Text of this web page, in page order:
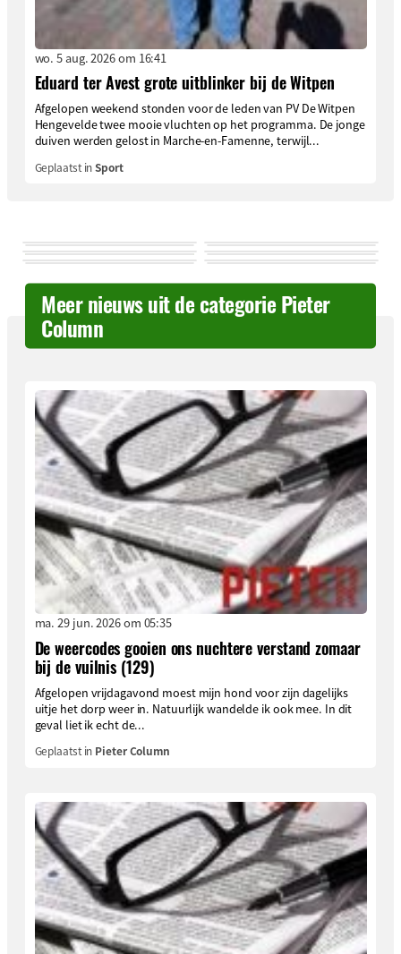
wo. 5 aug. 2026 om 16:41
Eduard ter Avest grote uitblinker bij de Witpen
Afgelopen weekend stonden voor de leden van PV De Witpen
Hengevelde twee mooie vluchten op het programma. De jonge
duiven werden gelost in Marche-en-Famenne, terwijl...
Geplaatst inSport
Meer nieuws uit de categorie Pieter
Column
ma. 29 jun. 2026 om 05:35
De weercodes gooien ons nuchtere verstand zomaar
bij de vuilnis (129)
Afgelopen vrijdagavond moest mijn hond voor zijn dagelijks
uitje het dorp weer in. Natuurlijk wandelde ik ook mee. In dit
geval liet ik echt de...
Geplaatst in Pieter Column